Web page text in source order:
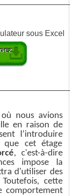
sous Excel
nous avions
en raison de
l’introduire
que cet étage
, c'est-à-dire
impose la
d'utiliser des
cette
comportement